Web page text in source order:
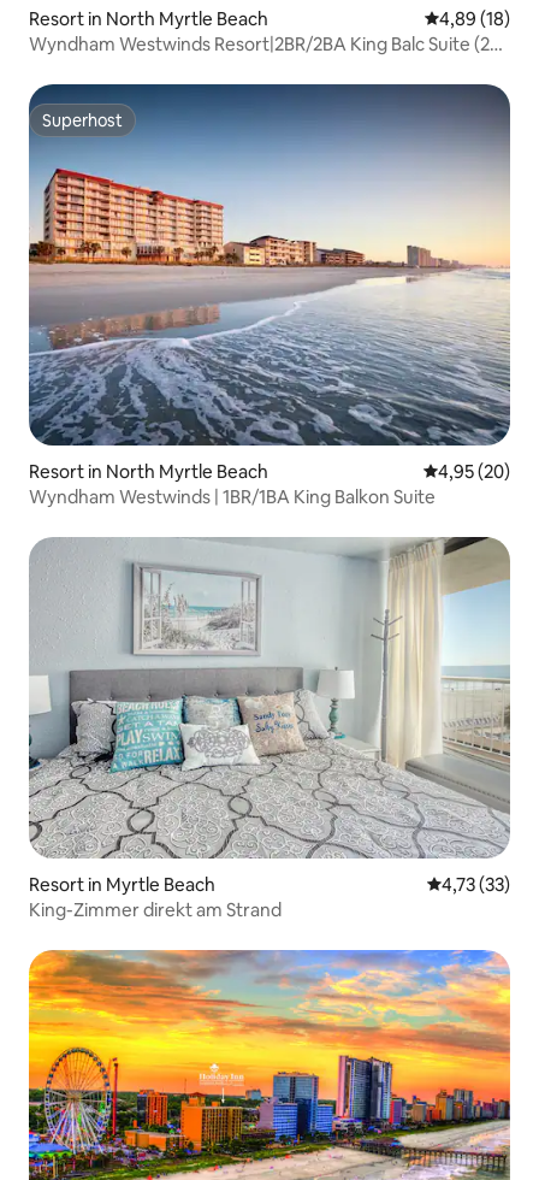
Resort in North Myrtle Beach
4,89 (18)
Wyndham Westwinds Resort|2BR/2BA King Balc Suite (2
Superhost
Superhost
Resort in North Myrtle Beach
4,95 (20)
Wyndham Westwinds | 1BR/1BA King Balkon Suite
Resort in Myrtle Beach
4,73 (33)
King-Zimmer direkt am Strand